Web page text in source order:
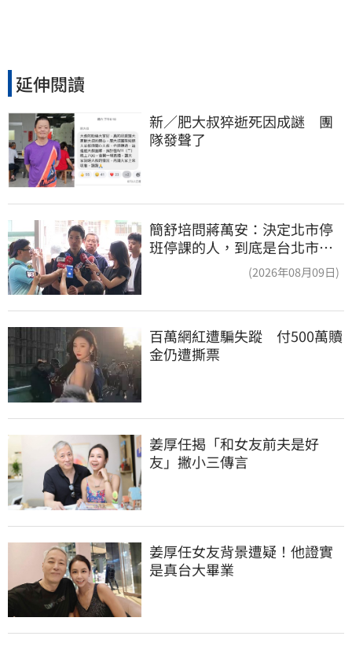
延伸閱讀
新／肥大叔猝逝死因成謎　團
隊發聲了
簡舒培問蔣萬安：決定北市停
班停課的人，到底是台北市
長，還是氣象署？(2026年08月09日)
百萬網紅遭騙失蹤　付500萬贖
金仍遭撕票
姜厚任揭「和女友前夫是好
友」撇小三傳言
姜厚任女友背景遭疑！他證實
是真台大畢業